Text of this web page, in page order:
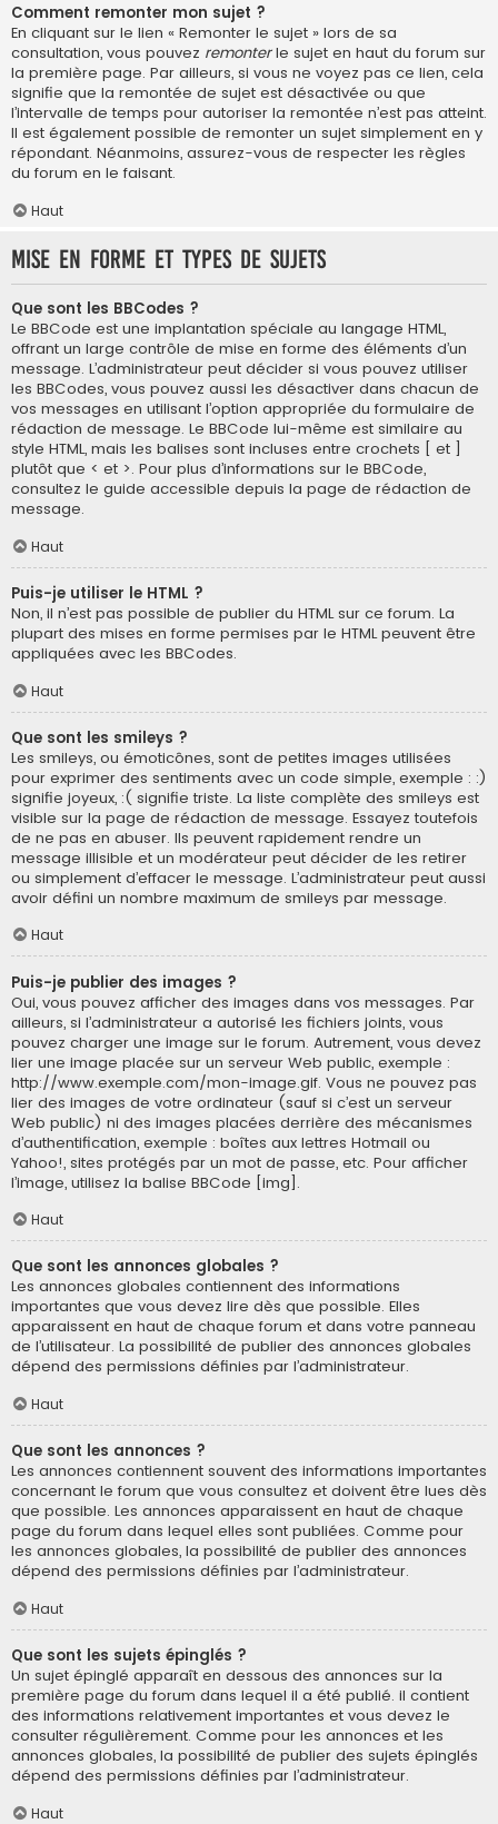
Comment remonter mon sujet ?
En cliquant sur le lien « Remonter le sujet » lors de sa
consultation, vous pouvez remonterle sujet en haut du forum sur
la première page. Par ailleurs, si vous ne voyez pas ce lien, cela
signifie que la remontée de sujet est désactivée ou que
l’intervalle de temps pour autoriser la remontée n’est pas atteint.
Il est également possible de remonter un sujet simplement en y
répondant. Néanmoins, assurez-vous de respecter les règles
du forum en le faisant.
Haut
Mise en forme et types de sujets
Que sont les BBCodes ?
Le BBCode est une implantation spéciale au langage HTML,
offrant un large contrôle de mise en forme des éléments d’un
message. L’administrateur peut décider si vous pouvez utiliser
les BBCodes, vous pouvez aussi les désactiver dans chacun de
vos messages en utilisant l’option appropriée du formulaire de
rédaction de message. Le BBCode lui-même est similaire au
style HTML, mais les balises sont incluses entre crochets [ et ]
plutôt que < et >. Pour plus d’informations sur le BBCode,
consultez le guide accessible depuis la page de rédaction de
message.
Haut
Puis-je utiliser le HTML ?
Non, il n’est pas possible de publier du HTML sur ce forum. La
plupart des mises en forme permises par le HTML peuvent être
appliquées avec les BBCodes.
Haut
Que sont les smileys ?
Les smileys, ou émoticônes, sont de petites images utilisées
pour exprimer des sentiments avec un code simple, exemple : :)
signifie joyeux, :( signifie triste. La liste complète des smileys est
visible sur la page de rédaction de message. Essayez toutefois
de ne pas en abuser. Ils peuvent rapidement rendre un
message illisible et un modérateur peut décider de les retirer
ou simplement d’effacer le message. L’administrateur peut aussi
avoir défini un nombre maximum de smileys par message.
Haut
Puis-je publier des images ?
Oui, vous pouvez afficher des images dans vos messages. Par
ailleurs, si l’administrateur a autorisé les fichiers joints, vous
pouvez charger une image sur le forum. Autrement, vous devez
lier une image placée sur un serveur Web public, exemple :
http://www.exemple.com/mon-image.gif. Vous ne pouvez pas
lier des images de votre ordinateur (sauf si c’est un serveur
Web public) ni des images placées derrière des mécanismes
d’authentification, exemple : boîtes aux lettres Hotmail ou
Yahoo!, sites protégés par un mot de passe, etc. Pour afficher
l’image, utilisez la balise BBCode [img].
Haut
Que sont les annonces globales ?
Les annonces globales contiennent des informations
importantes que vous devez lire dès que possible. Elles
apparaissent en haut de chaque forum et dans votre panneau
de l’utilisateur. La possibilité de publier des annonces globales
dépend des permissions définies par l’administrateur.
Haut
Que sont les annonces ?
Les annonces contiennent souvent des informations importantes
concernant le forum que vous consultez et doivent être lues dès
que possible. Les annonces apparaissent en haut de chaque
page du forum dans lequel elles sont publiées. Comme pour
les annonces globales, la possibilité de publier des annonces
dépend des permissions définies par l’administrateur.
Haut
Que sont les sujets épinglés ?
Un sujet épinglé apparaît en dessous des annonces sur la
première page du forum dans lequel il a été publié. il contient
des informations relativement importantes et vous devez le
consulter régulièrement. Comme pour les annonces et les
annonces globales, la possibilité de publier des sujets épinglés
dépend des permissions définies par l’administrateur.
Haut